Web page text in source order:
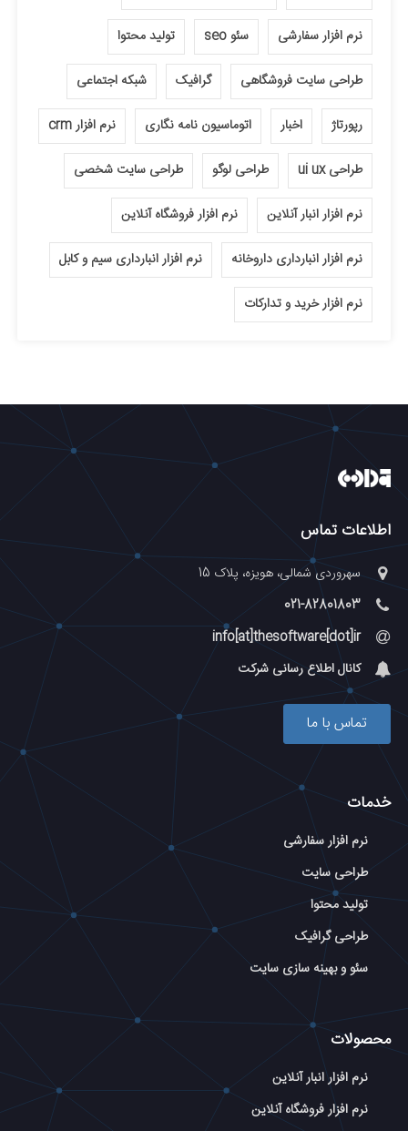
نرم افزار سفارشی سئو seo تولید محتوا
طراحی سایت فروشگاهی گرافیک شبکه اجتماعی
رپورتاژ اخبار اتوماسیون نامه نگاری نرم افزار crm
طراحی ui ux طراحی لوگو طراحی سایت شخصی
نرم افزار انبار آنلاین نرم افزار فروشگاه آنلاین
نرم افزار انبارداری داروخانه نرم افزار انبارداری سیم و کابل
نرم افزار خرید و تدارکات
اطلاعات تماس
سهروردی شمالی، هویزه، پلاک 15
021-82801803
info[at]thesoftware[dot]ir
کانال اطلاع رسانی شرکت
تماس با ما
خدمات
نرم افزار سفارشی
طراحی سایت
تولید محتوا
طراحی گرافیک
سئو و بهینه سازی سایت
محصولات
نرم افزار انبار آنلاین
نرم افزار فروشگاه آنلاین